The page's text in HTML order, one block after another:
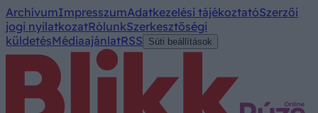
ArchívumImpresszumAdatkezelési tájékoztatóSzerzői
jogi nyilatkozatRólunkSzerkesztőségi
küldetésMédiaajánlatRSS Süti beállítások